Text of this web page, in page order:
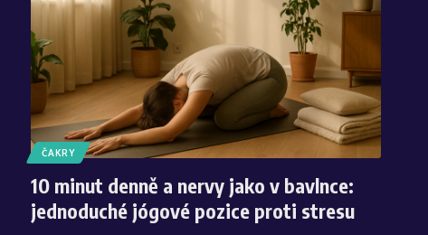
ČAKRY
10 minut denně a nervy jako v bavlnce:
jednoduché jógové pozice proti stresu